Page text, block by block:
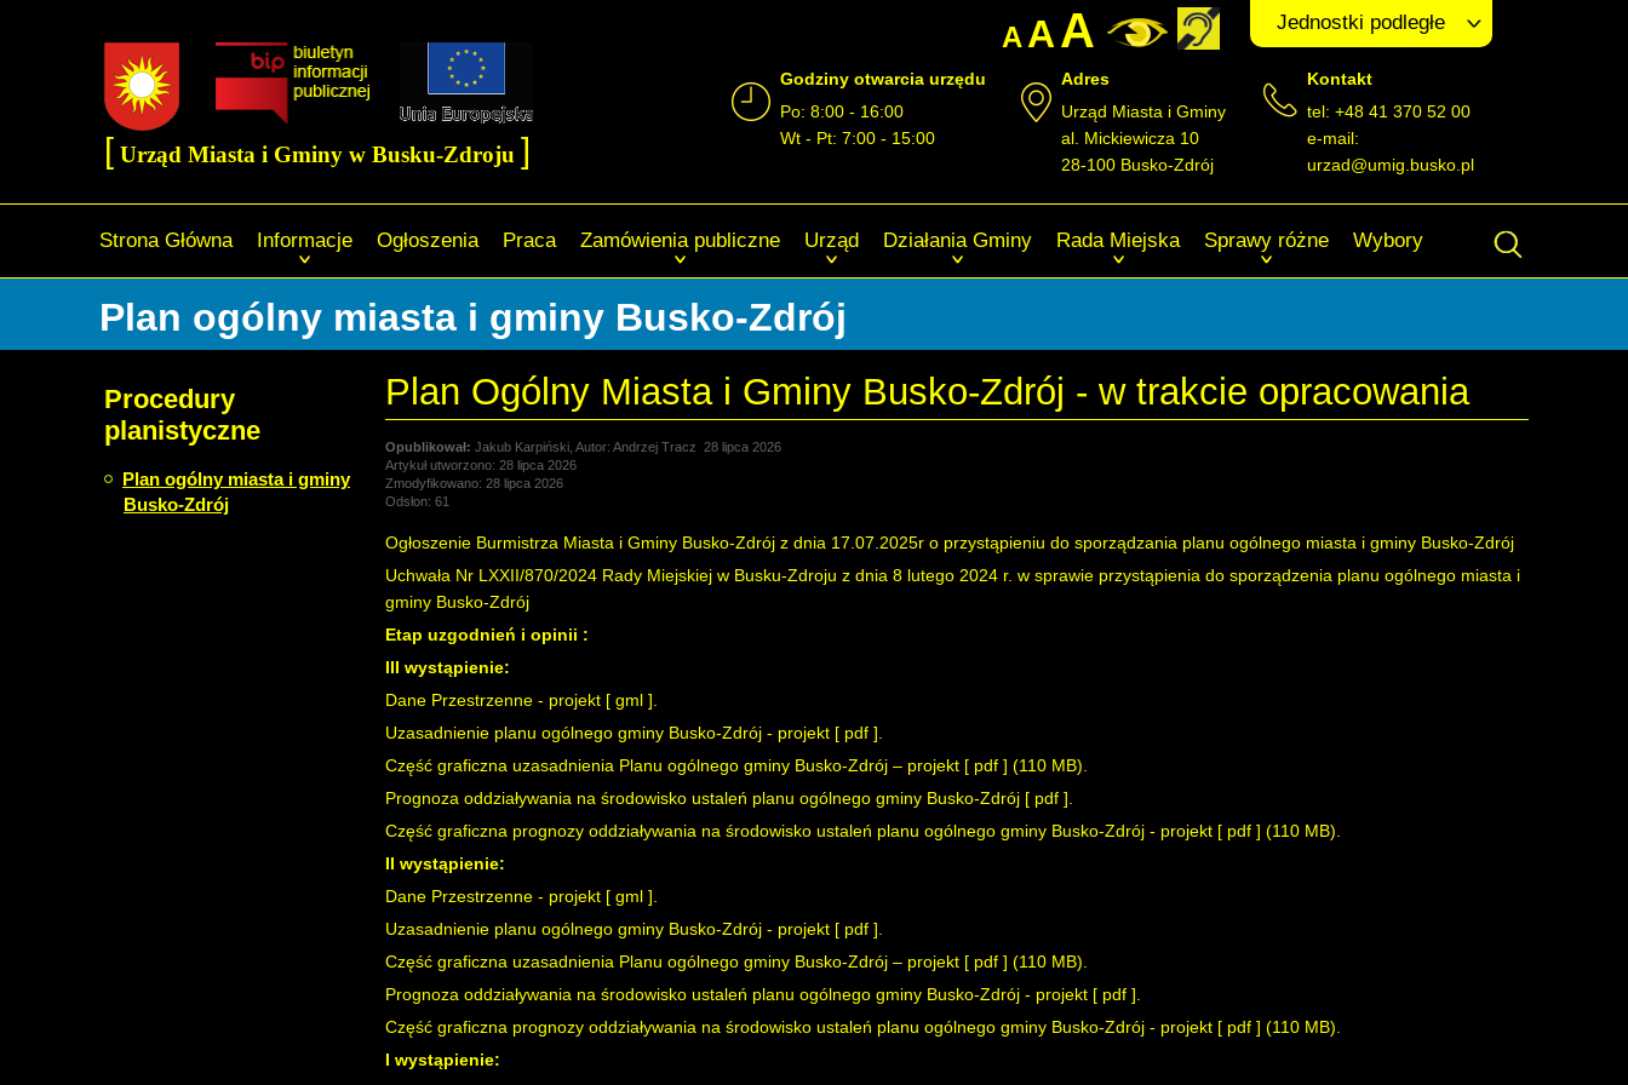
AAA Jednostki podległe
[ Urząd Miasta i Gminy w Busku-Zdroju ]
Godziny otwarcia urzędu
Po: 8:00 - 16:00
Wt - Pt: 7:00 - 15:00
Adres
Urząd Miasta i Gminy
al. Mickiewicza 10
28-100 Busko-Zdrój
Kontakt
tel: +48 41 370 52 00
e-mail:
urzad@umig.busko.pl
Strona Główna Informacje Ogłoszenia Praca Zamówienia publiczne Urząd Działania Gminy Rada Miejska Sprawy różne Wybory
Procedury
planistyczne
Plan ogólny miasta i gminy
Busko-Zdrój
Plan ogólny miasta i gminy Busko-Zdrój
Plan Ogólny Miasta i Gminy Busko-Zdrój - w trakcie opracowania
Jakub Karpiński, Autor: Andrzej Tracz 28 lipca 2026
Artykuł utworzono: 28 lipca 2026
Zmodyfikowano: 28 lipca 2026
Odsłon: 61
Ogłoszenie Burmistrza Miasta i Gminy Busko-Zdrój z dnia 17.07.2025r o przystąpieniu do sporządzania planu ogólnego miasta i gminy Busko-Zdrój
Uchwała Nr LXXII/870/2024 Rady Miejskiej w Busku-Zdroju z dnia 8 lutego 2024 r. w sprawie przystąpienia do sporządzenia planu ogólnego miasta i
gminy Busko-Zdrój
Etap uzgodnień i opinii :
III wystąpienie:
Dane Przestrzenne - projekt [ gml ].
Uzasadnienie planu ogólnego gminy Busko-Zdrój - projekt [ pdf ].
Część graficzna uzasadnienia Planu ogólnego gminy Busko-Zdrój – projekt [ pdf ] (110 MB).
Prognoza oddziaływania na środowisko ustaleń planu ogólnego gminy Busko-Zdrój [ pdf ].
Część graficzna prognozy oddziaływania na środowisko ustaleń planu ogólnego gminy Busko-Zdrój - projekt [ pdf ] (110 MB).
II wystąpienie:
Dane Przestrzenne - projekt [ gml ].
Uzasadnienie planu ogólnego gminy Busko-Zdrój - projekt [ pdf ].
Część graficzna uzasadnienia Planu ogólnego gminy Busko-Zdrój – projekt [ pdf ] (110 MB).
Prognoza oddziaływania na środowisko ustaleń planu ogólnego gminy Busko-Zdrój - projekt [ pdf ].
Część graficzna prognozy oddziaływania na środowisko ustaleń planu ogólnego gminy Busko-Zdrój - projekt [ pdf ] (110 MB).
I wystąpienie: